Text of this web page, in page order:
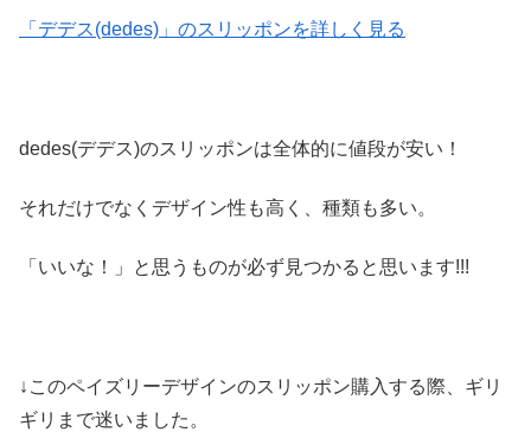
「デデス(dedes)」のスリッポンを詳しく見る
dedes(デデス)のスリッポンは全体的に値段が安い！
それだけでなくデザイン性も高く、種類も多い。
「いいな！」と思うものが必ず見つかると思います!!!
↓このペイズリーデザインのスリッポン購入する際、ギリ
ギリまで迷いました。